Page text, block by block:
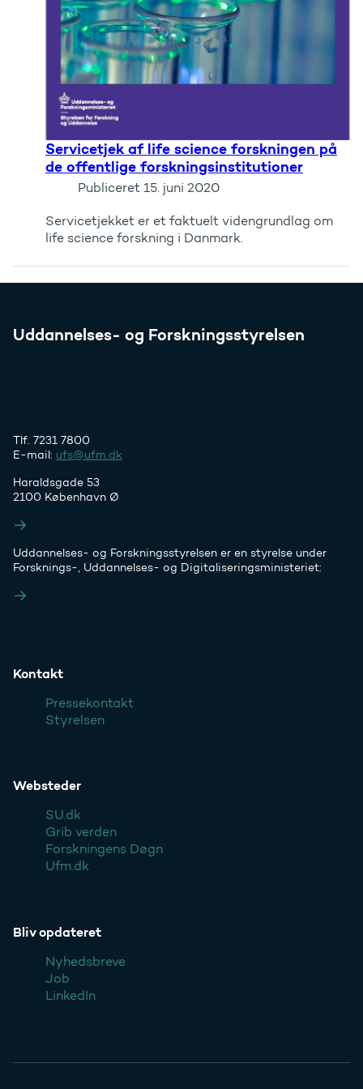
Servicetjek af life science forskningen på
de offentlige forskningsinstitutioner
Publiceret 15. juni 2020
Servicetjekket er et faktuelt videngrundlag om
life science forskning i Danmark.
Uddannelses- og Forskningsstyrelsen
Tlf. 7231 7800
E-mail: ufs@ufm.dk
Haraldsgade 53
2100 København Ø
Uddannelses- og Forskningsstyrelsen er en styrelse under
Forsknings-, Uddannelses- og Digitaliseringsministeriet:
Kontakt
Pressekontakt
Styrelsen
Websteder
SU.dk
Grib verden
Forskningens Døgn
Ufm.dk
Bliv opdateret
Nyhedsbreve
Job
LinkedIn